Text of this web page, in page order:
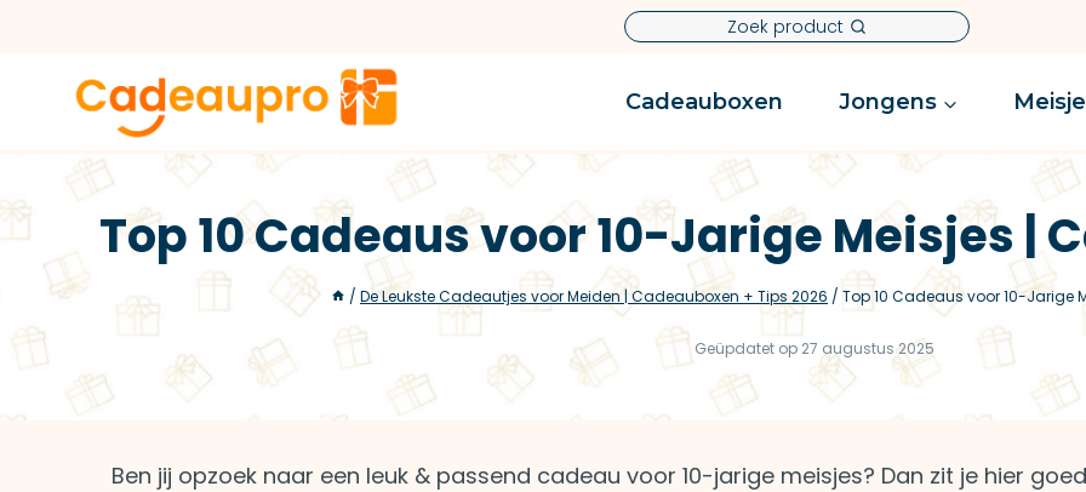
Zoek product
Cadeauboxen Jongens
Top 10 Cadeaus voor 10-Jarige Meisjes |
/ De Leukste Cadeautjes voor Meiden | Cadeauboxen + Tips 2026 / Top 10 Cadeaus voor 10-Jarige
Geüpdatet op 27 augustus 2025
Ben jij opzoek naar een leuk & passend cadeau voor 10-jarige meisjes? Dan zit je hier